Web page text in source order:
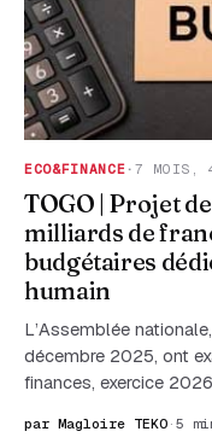
ECO&FINANCE ·7 MOIS,
TOGO | Projet
milliards de
budgétaires
humain
L’Assemblée
décembre 2025, ont
finances, exercice
par Magloire TEKO · 5